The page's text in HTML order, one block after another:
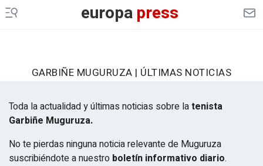
europapress
GARBIÑE MUGURUZA | ÚLTIMAS NOTICIAS
Toda la actualidad y últimas noticias sobre latenista
Garbiñe Muguruza.
No te pierdas ninguna noticia relevante de Muguruza
suscribiéndote a nuestro boletín informativo diario.